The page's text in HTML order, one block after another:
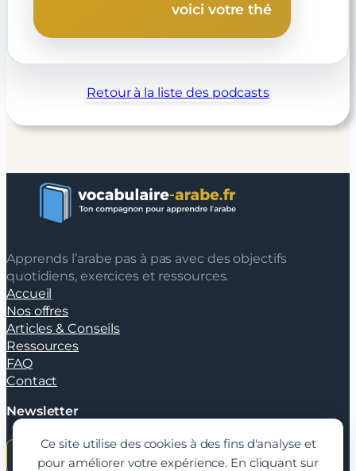
Ce site utilise des cookies à des fins d'analyse et
pour améliorer votre expérience. En cliquant sur
voici votre thé
Retour à la liste des podcasts
Apprends l’arabe pas à pas avec des objectifs
quotidiens, exercices et ressources.
Accueil
Nos offres
Articles & Conseils
Ressources
FAQ
Contact
Newsletter